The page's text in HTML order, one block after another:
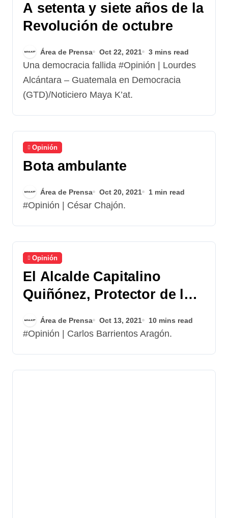
A setenta y siete años de la
Revolución de octubre
Área de Prensa Oct 22, 2021 3 mins read
Una democracia fallida #Opinión | Lourdes
Alcántara – Guatemala en Democracia
(GTD)/Noticiero Maya K’at.
Opinión
Bota ambulante
Área de Prensa Oct 20, 2021 1 min read
#Opinión | César Chajón.
Opinión
El Alcalde Capitalino
Quiñónez, Protector de los
Símbolos de la Oligarquía
Guatemalteca
Área de Prensa Oct 13, 2021 10 mins read
#Opinión | Carlos Barrientos Aragón.